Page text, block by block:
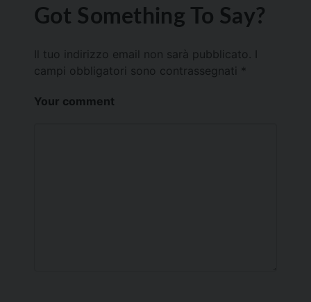
Got Something To Say?
Il tuo indirizzo email non sarà pubblicato.
campi obbligatori sono contrassegnati *
Your comment